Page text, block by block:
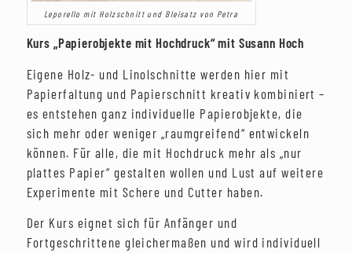
Leporello mit Holzschnitt und Bleisatz von Petra
Kurs „Papierobjekte mit Hochdruck“ mit Susann Hoch
Eigene Holz- und Linolschnitte werden hier mit
Papierfaltung und Papierschnitt kreativ kombiniert –
es entstehen ganz individuelle Papierobjekte, die
sich mehr oder weniger „raumgreifend“ entwickeln
können. Für alle, die mit Hochdruck mehr als „nur
plattes Papier“ gestalten wollen und Lust auf weitere
Experimente mit Schere und Cutter haben.
Der Kurs eignet sich für Anfänger und
Fortgeschrittene gleichermaßen und wird individuell